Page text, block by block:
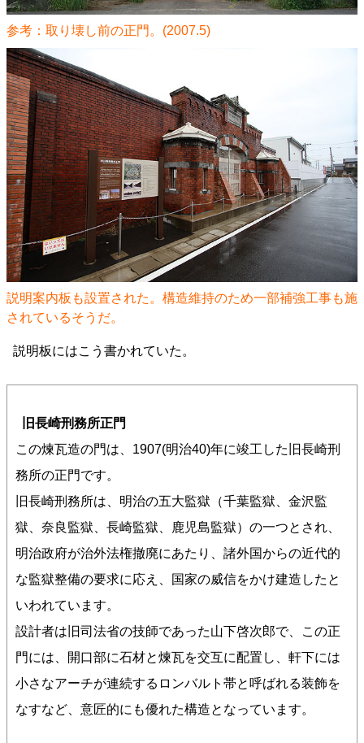
参考：取り壊し前の正門。(2007.5)
説明案内板も設置された。構造維持のため一部補強工事も施
されているそうだ。
説明板にはこう書かれていた。
旧長崎刑務所正門
この煉瓦造の門は、1907(明治40)年に竣工した旧長崎刑
務所の正門です。
旧長崎刑務所は、明治の五大監獄（千葉監獄、金沢監
獄、奈良監獄、長崎監獄、鹿児島監獄）の一つとされ、
明治政府が治外法権撤廃にあたり、諸外国からの近代的
な監獄整備の要求に応え、国家の威信をかけ建造したと
いわれています。
設計者は旧司法省の技師であった山下啓次郎で、この正
門には、開口部に石材と煉瓦を交互に配置し、軒下には
小さなアーチが連続するロンバルト帯と呼ばれる装飾を
なすなど、意匠的にも優れた構造となっています。